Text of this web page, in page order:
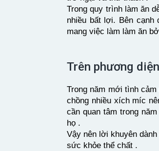
Trong quy trình làm ăn
nhiều bất lợi. Bên cạnh
mang việc làm làm ăn
Trên phương
Trong năm mới tình
chồng nhiều xích míc
cần quan tâm trong
họ .
Vậy nên lời khuyên
sức khỏe thể chất .